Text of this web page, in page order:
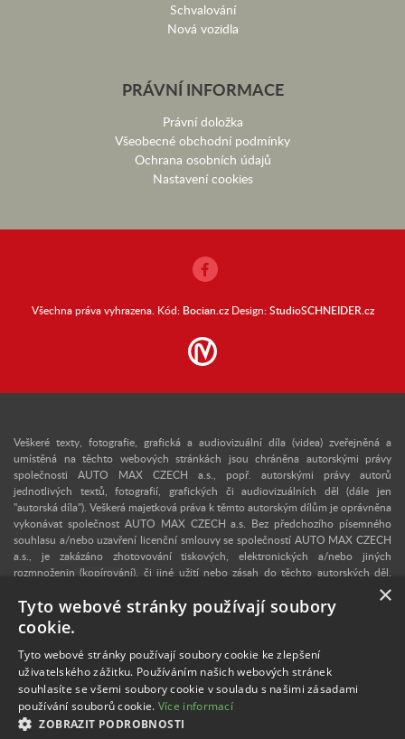
Schvalování
Nová vozidla
PRÁVNÍ INFORMACE
Právní doložka
Všeobecné obchodní podmínky
Ochrana osobních údajů
Nastavení cookies
Všechna práva vyhrazena. Kód: Bocian.czDesign:StudioSCHNEIDER.cz
Veškeré texty, fotografie, grafická a audiovizuální díla (videa) zveřejněná a
umístěná na těchto webových stránkách jsou chráněna autorskými právy
společnosti AUTO MAX CZECH a.s., popř. autorskými právy autorů
jednotlivých textů, fotografií, grafických či audiovizuálních děl (dále jen
"autorská díla"). Veškerá majetková práva k těmto autorským dílům je oprávněna
vykonávat společnost AUTO MAX CZECH a.s. Bez předchozího písemného
souhlasu a/nebo uzavření licenční smlouvy se společností AUTO MAX CZECH
a.s., je zakázáno zhotovování tiskových, elektronických a/nebo jiných
rozmnoženin (kopírování), či jiné užití nebo zásah do těchto autorských děl.
Upozorňujeme, že v případě neoprávněného užití autorského díla se lze
domáhat dle § 40 zákona č. 121/2000 Sb., autorského zákona, vydání
dvojnásobku běžné licenční odměny, a v konkrétním případě se může jednat i o
trestný čin dle § 270 zákona č. 40/2009 Sb., trestního zákoníku. V případě
zájmu o užití některého z autorských děl zveřejněných na těchto webových
stránkách nás proto kontaktujte na e-mailové adrese:info@retro-auto.cz
Autorem textů a některých fotografií je Martin Kusý.
Veškeré fotografie uveřejněné na těchto webových stránkách mají pouze
informativní a ilustrační charakter.
×
Tyto webové stránky používají soubory
cookie.
Tyto webové stránky používají soubory cookie ke zlepšení
uživatelského zážitku. Používáním našich webových stránek
souhlasíte se všemi soubory cookie v souladu s našimi zásadami
používání souborů cookie. Více informací
ZOBRAZIT PODROBNOSTI